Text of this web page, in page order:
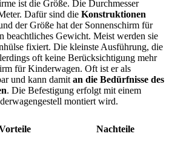
ist die Größe. Die Durchmesser
Dafür sind die Konstruktionen
der Größe hat der Sonnenschirm für
beachtliches Gewicht. Meist werden sie
fixiert. Die kleinste Ausführung, die
oft keine Berücksichtigung mehr
für Kinderwagen. Oft ist er als
und kann damit an die Bedürfnisse des
. Die Befestigung erfolgt mit einem
montiert wird.
Nachteile